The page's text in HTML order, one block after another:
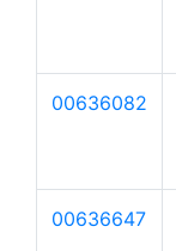
00636082
00636647